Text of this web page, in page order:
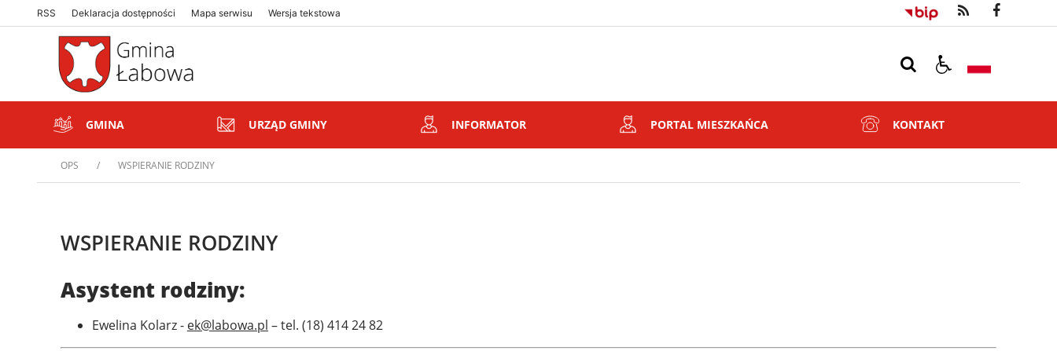
RSS Deklaracja dostępności Mapa serwisu Wersja tekstowa
Gmina Łabowa. Zapraszamy serdecznie
GMINA URZĄD GMINY INFORMATOR PORTAL MIESZKAŃCA KONTAKT
OPS WSPIERANIE RODZINY
WSPIERANIE RODZINY
Treść
Asystent rodziny:
Ewelina Kolarz - ek@labowa.pl – tel. (18) 414 24 82